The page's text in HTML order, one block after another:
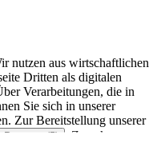
nutzen aus wirtschaftlichen
Dritten als digitalen
Verarbeitungen, die in
Sie sich in unserer
Zur Bereitstellung unserer
Partnern (5)
. Zwecke: